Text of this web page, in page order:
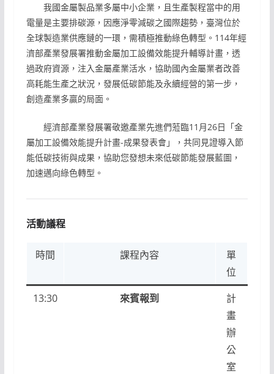
我國金屬製品業多屬中小企業，且生產製程當中的用
電量是主要排碳源，因應淨零減碳之國際趨勢，臺灣位於
全球製造業供應鏈的一環，需積極推動綠色轉型。114年經
濟部產業發展署推動金屬加工設備效能提升輔導計畫，透
過政府資源，注入金屬產業活水，協助國內金屬業者改善
高耗能生產之狀況，發展低碳節能及永續經營的第一步，
創造產業多贏的局面。
經濟部產業發展署敬邀產業先進們蒞臨11月26日「金
屬加工設備效能提升計畫-成果發表會」，共同見證導入節
能低碳技術與成果，協助您發想未來低碳節能發展藍圖，
加速邁向綠色轉型。
活動議程
時間 課程內容
單
位
13:30
來賓報到
計
畫
辦
公
室